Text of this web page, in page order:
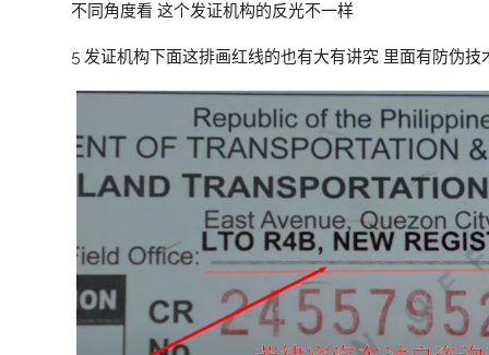
不同角度看 这个发证机构的反光不一样
5 发证机构下面这排画红线的也有大有讲究 里面有防伪技